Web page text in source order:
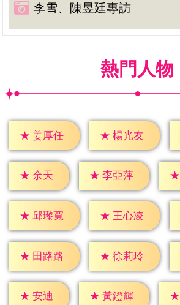
李雪、陳昱廷專訪
熱門人物
★ 姜厚任 ★ 楊光友
★ 余天 ★ 李亞萍 ★
★ 邱瓈寬 ★ 王心凌
★ 田路路 ★ 徐莉玲
★ 安迪 ★ 黃鐙輝 ★